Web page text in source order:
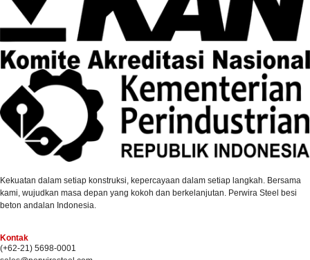
Kekuatan dalam setiap konstruksi, kepercayaan dalam setiap langkah. Bersama
kami, wujudkan masa depan yang kokoh dan berkelanjutan. Perwira Steel besi
beton andalan Indonesia.
Kontak
(+62-21) 5698-0001